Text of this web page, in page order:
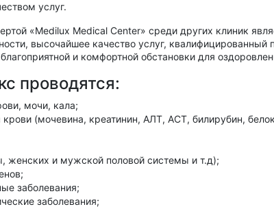
услуг.
«Medilux Medical Center» среди других клиник
высочайшее качество услуг, квалифицированный
и комфортной обстановки для
проводятся:
мочи, кала;
(мочевина, креатинин, АЛТ, АСТ, билирубин,
женских и мужской половой системы и т.д);
заболевания;
заболевания;